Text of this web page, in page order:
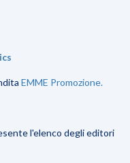
EMME Promozione.
l'elenco degli editori